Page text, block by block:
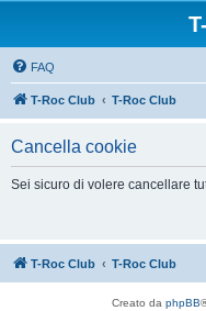
FAQ
T-Roc Club T-Roc Club
Cancella cookie
Sei sicuro di volere cancellare
T-Roc Club T-Roc Club
Creato da phpBB